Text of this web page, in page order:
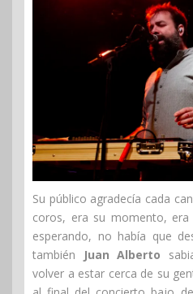
Su público agradecía cada
coros, era su momento,
esperando, no había que
también Juan Alberto
volver a estar cerca de su